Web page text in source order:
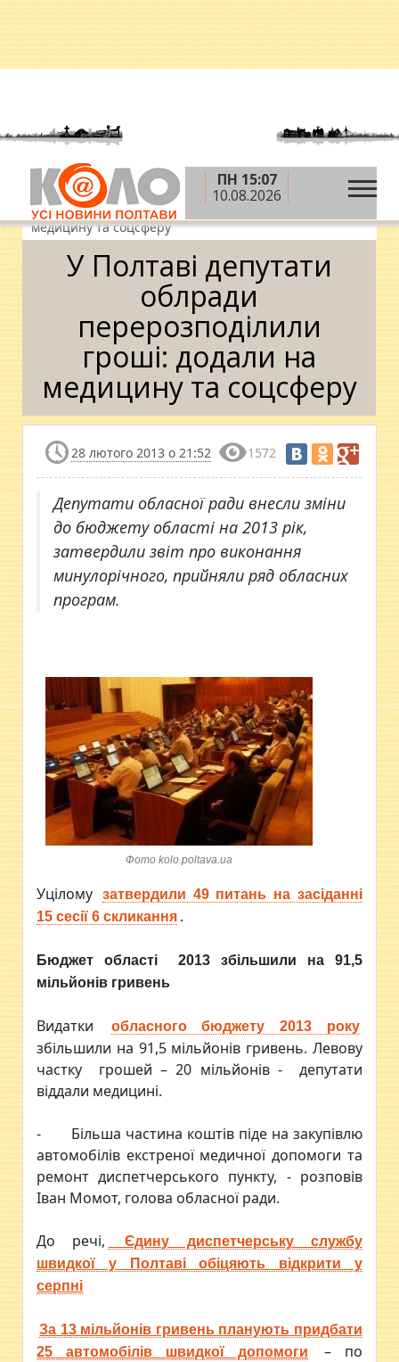
ПН 15:07
10.08.2026
Головна » Новини » Влада »У Полтаві
депутати облради перерозподілили гроші: додали на
медицину та соцсферу
У Полтаві депутати
облради
перерозподілили
гроші: додали на
медицину та соцсферу
28 лютого 2013 о 21:52 1572
Депутати обласної ради внесли зміни
до бюджету області на 2013 рік,
затвердили звіт про виконання
минулорічного, прийняли ряд обласних
програм.
Фото kolo.poltava.ua
Уцілому
затвердили 49 питань на засіданні
15 сесії 6 скликання .
Бюджет області 2013 збільшили на 91,5
мільйонів гривень
Видатки обласного бюджету 2013 року
збільшили на 91,5 мільйонів гривень. Левову
частку грошей – 20 мільйонів - депутати
віддали медицині.
- Більша частина коштів піде на закупівлю
автомобілів екстреної медичної допомоги та
ремонт диспетчерського пункту, - розповів
Іван Момот, голова обласної ради.
До речі,
Єдину диспетчерську службу
швидкої у Полтаві обіцяють відкрити у
серпні
За 13 мільйонів гривень планують придбати
25 автомобілів швидкої допомоги
– по